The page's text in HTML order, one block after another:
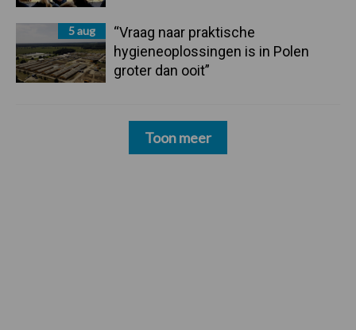
5 aug
“Vraag naar praktische
hygieneoplossingen is in Polen
groter dan ooit”
Toon meer